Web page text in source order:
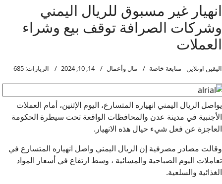
انهيار غير مسبوق للريال اليمني
وشركات الصرافة توقف بيع وشراء
العملات
اليقين اونلاين - متابعة خاصة مال وأعمال 14, 10, 2024 الزيارات: 685
يواصل الريال اليمني انهياره المتسارع، اليوم الإثنين، أمام العملات
الأجنبية في مدينة عدن والمحافظات الواقعة تحت سيطرة الحكومة
العاجزة عن فعل شيء حيال هذه الانهيار.
وقالت مصادر مصرفية إن الريال اليمني واصل انهياره المتسارع في
تعاملات اليوم الصباحية والمسائية ، وسط ارتفاع في أسعار المواد
الغذائية والسلعية.